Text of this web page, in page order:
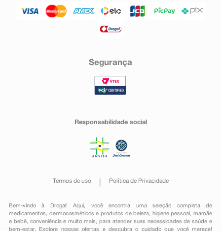
Segurança
Responsabilidade social
Termos de uso Política de Privacidade
Bem-vindo à Drogal! Aqui, você encontra uma seleção completa de
medicamentos , dermocosméticos e produtos de beleza, higiene pessoal ,mamãe
e bebê, conveniênciae muito mais, para atender suas necessidades de saúde e
bem-estar. Explore nossas ofertas e descubra o cuidado que você merece!